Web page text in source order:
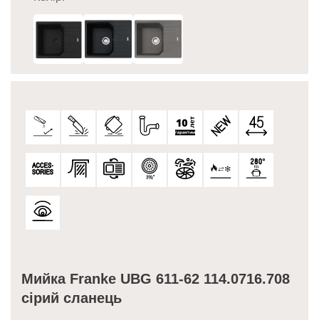
Мийка Franke UBG 611-62 114.0716.708
сірий сланець